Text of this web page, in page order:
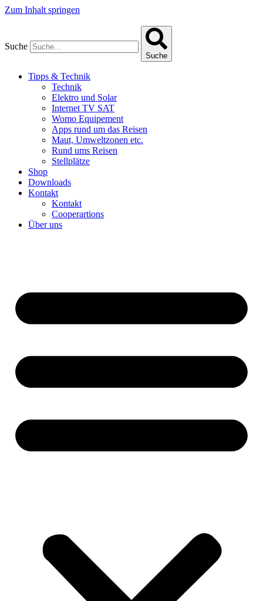
Zum Inhalt springen
Suche
Suche
Tipps & Technik
Technik
Elektro und Solar
Internet TV SAT
Womo Equipement
Apps rund um das Reisen
Maut, Umweltzonen etc.
Rund ums Reisen
Stellplätze
Shop
Downloads
Kontakt
Kontakt
Cooperartions
Über uns